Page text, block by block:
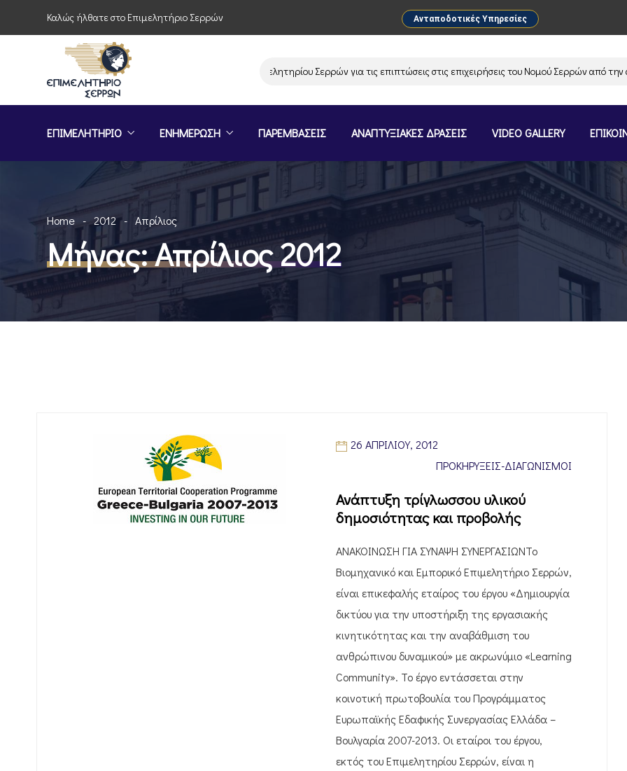
Καλώς ήλθατε στο Επιμελητήριο Σερρών Ανταποδοτικές Υπηρεσίες
Παρέμβαση του Επιμελητηρίου Σερρών για τις επιπτώσεις στις επιχειρήσεις του Νομού Σερρών από την
ΕΠΙΜΕΛΗΤΗΡΙΟ ΕΝΗΜΕΡΩΣΗ ΠΑΡΕΜΒΑΣΕΙΣ ΑΝΑΠΤΥΞΙΑΚΕΣ ΔΡΑΣΕΙΣ VIDEO GALLERY
Home 2012 Απρίλιος
Μήνας:Απρίλιος 2012
26 ΑΠΡΙΛΊΟΥ, 2012
ΠΡΟΚΗΡΎΞΕΙΣ-ΔΙΑΓΩΝΙΣΜΟΊ
Ανάπτυξη τρίγλωσσου υλικού
δημοσιότητας και προβολής
ΑΝΑΚΟΙΝΩΣΗ ΓΙΑ ΣΥΝΑΨΗ ΣΥΝΕΡΓΑΣΙΩΝΤο
Βιομηχανικό και Εμπορικό Επιμελητήριο Σερρών,
είναι επικεφαλής εταίρος του έργου «Δημιουργία
δικτύου για την υποστήριξη της εργασιακής
κινητικότητας και την αναβάθμιση του
ανθρώπινου δυναμικού» με ακρωνύμιο «Learning
Community». Το έργο εντάσσεται στην
κοινοτική πρωτοβουλία του Προγράμματος
Ευρωπαϊκής Εδαφικής Συνεργασίας Ελλάδα –
Βουλγαρία 2007-2013. Οι εταίροι του έργου,
εκτός του Επιμελητηρίου Σερρών, είναι η